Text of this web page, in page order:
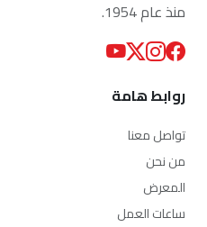
منذ عام 1954.
روابط هامة
تواصل معنا
من نحن
المعرض
ساعات العمل